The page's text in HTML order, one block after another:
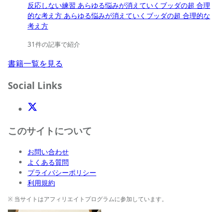
反応しない練習 あらゆる悩みが消えていくブッダの超 合理
的な考え方 あらゆる悩みが消えていくブッダの超 合理的な
考え方
31件の記事で紹介
書籍一覧を見る
Social Links
X(Twitter)
このサイトについて
お問い合わせ
よくある質問
プライバシーポリシー
利用規約
※ 当サイトはアフィリエイトプログラムに参加しています。